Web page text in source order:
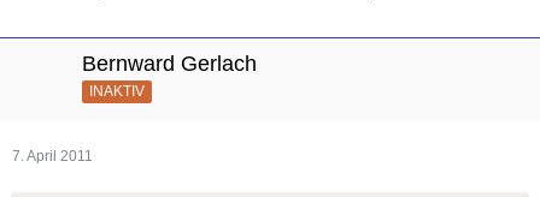
Bernward Gerlach
INAKTIV
7. April 2011